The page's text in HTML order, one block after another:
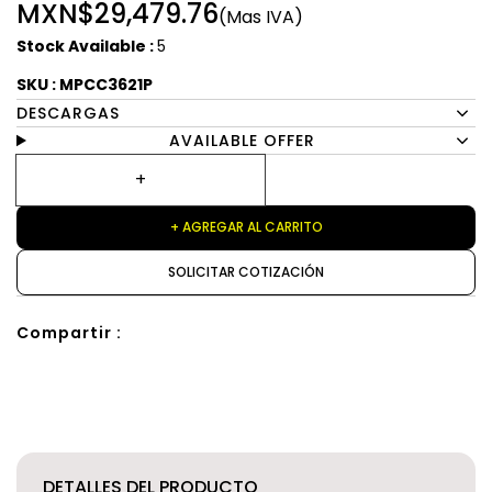
MXN$29,479.76(Mas IVA)
Stock Available :5
SKU : MPCC3621P
DESCARGAS
AVAILABLE OFFER
+ AGREGAR AL CARRITO
SOLICITAR COTIZACIÓN
Compartir :